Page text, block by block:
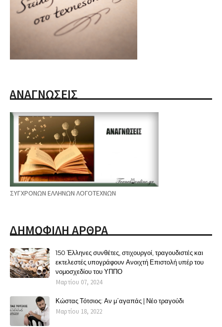
ΑΝΑΓΝΩΣΕΙΣ
ΣΥΓΧΡΟΝΩΝ ΕΛΛΗΝΩΝ ΛΟΓΟΤΕΧΝΩΝ
ΔΗΜΟΦΙΛΗ ΑΡΘΡΑ
150 Έλληνες συνθέτες, στιχουργοί, τραγουδιστές και
εκτελεστές υπογράφουν Ανοιχτή Επιστολή υπέρ του
νομοσχεδίου του ΥΠΠΟ
Μαρτίου 07, 2024
Κώστας Τότσιος: Αν μ΄αγαπάς | Νέο τραγούδι
Μαρτίου 18, 2022